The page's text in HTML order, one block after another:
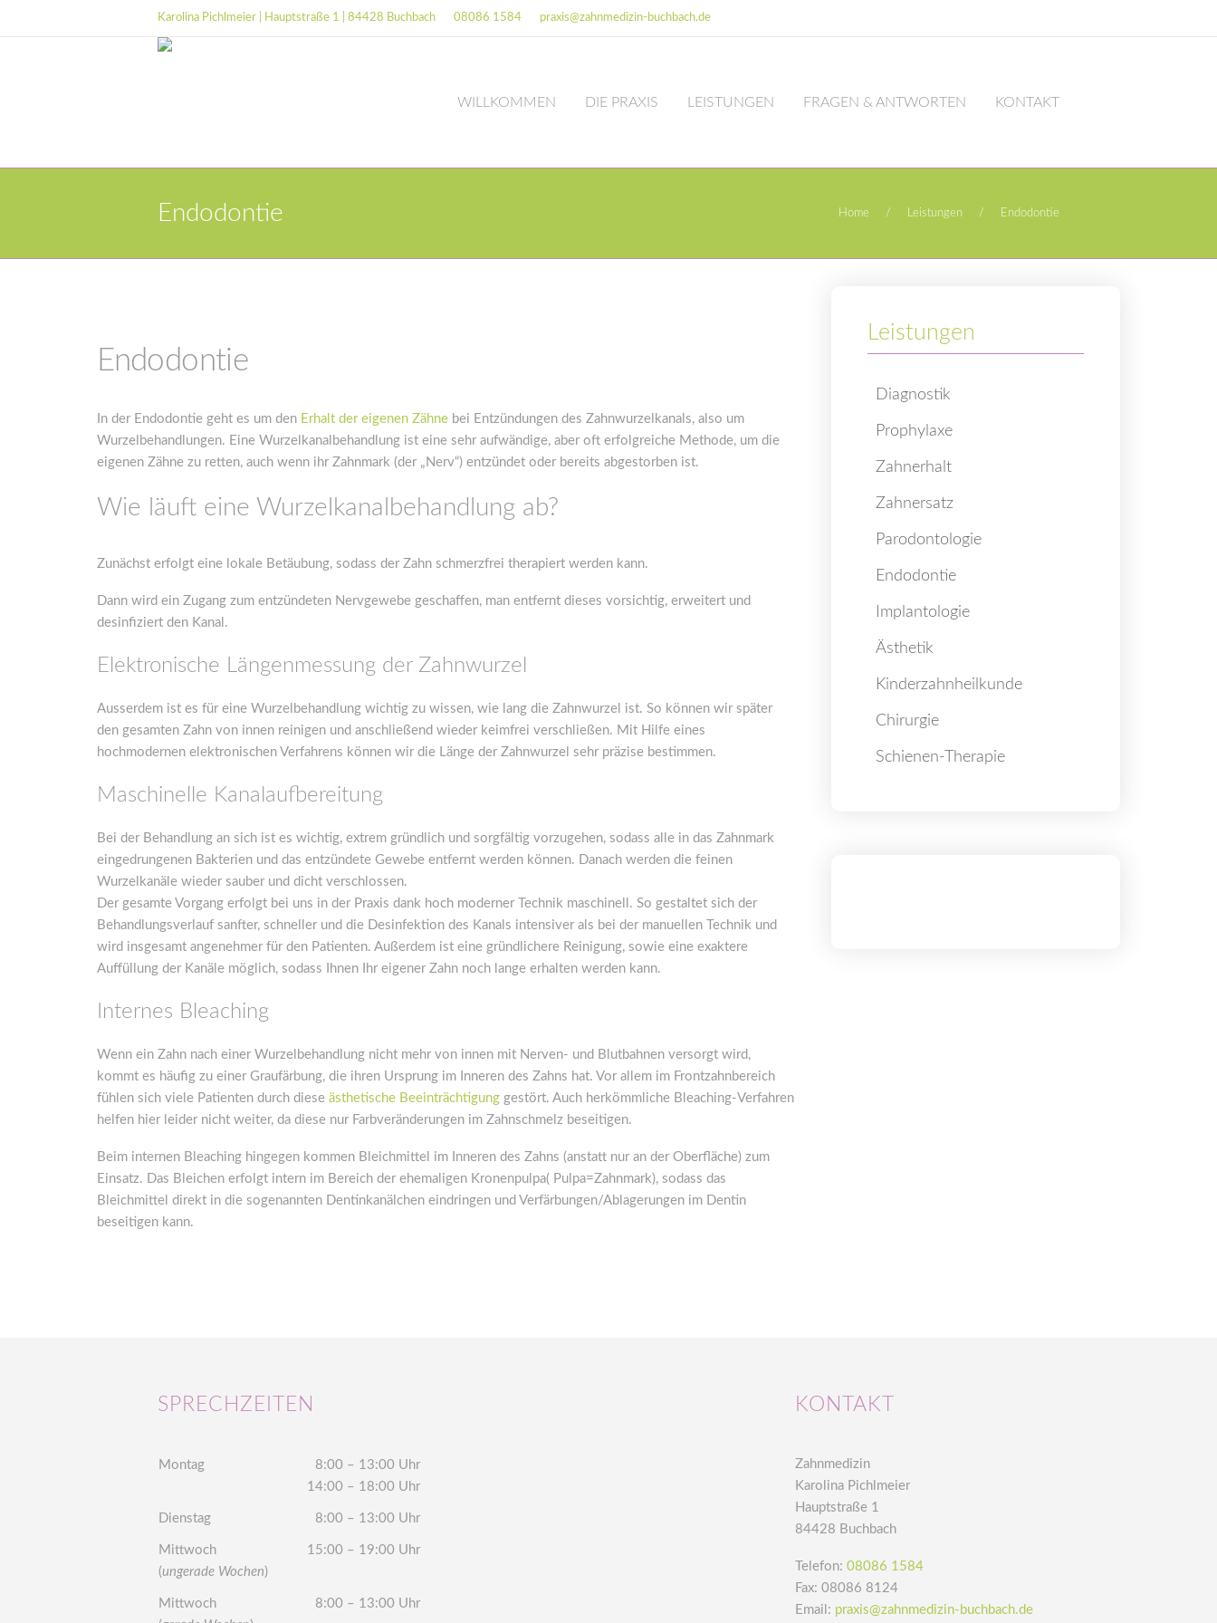
Karolina Pichlmeier | Hauptstraße 1 | 84428 Buchbach 08086 1584 praxis@zahnmedizin-buchbach.de
WILLKOMMEN DIE PRAXIS LEISTUNGEN FRAGEN & ANTWORTEN KONTAKT
Endodontie Home / Leistungen / Endodontie
Endodontie
In der Endodontie geht es um den Erhalt der eigenen Zähne bei Entzündungen des Zahnwurzelkanals, also um
Wurzelbehandlungen. Eine Wurzelkanalbehandlung ist eine sehr aufwändige, aber oft erfolgreiche Methode, um die
eigenen Zähne zu retten, auch wenn ihr Zahnmark (der „Nerv“) entzündet oder bereits abgestorben ist.
Wie läuft eine Wurzelkanalbehandlung ab?
Zunächst erfolgt eine lokale Betäubung, sodass der Zahn schmerzfrei therapiert werden kann.
Dann wird ein Zugang zum entzündeten Nervgewebe geschaffen, man entfernt dieses vorsichtig, erweitert und
desinfiziert den Kanal.
Elektronische Längenmessung der Zahnwurzel
Ausserdem ist es für eine Wurzelbehandlung wichtig zu wissen, wie lang die Zahnwurzel ist. So können wir später
den gesamten Zahn von innen reinigen und anschließend wieder keimfrei verschließen. Mit Hilfe eines
hochmodernen elektronischen Verfahrens können wir die Länge der Zahnwurzel sehr präzise bestimmen.
Maschinelle Kanalaufbereitung
Bei der Behandlung an sich ist es wichtig, extrem gründlich und sorgfältig vorzugehen, sodass alle in das Zahnmark
eingedrungenen Bakterien und das entzündete Gewebe entfernt werden können. Danach werden die feinen
Wurzelkanäle wieder sauber und dicht verschlossen.
Der gesamte Vorgang erfolgt bei uns in der Praxis dank hoch moderner Technik maschinell. So gestaltet sich der
Behandlungsverlauf sanfter, schneller und die Desinfektion des Kanals intensiver als bei der manuellen Technik und
wird insgesamt angenehmer für den Patienten. Außerdem ist eine gründlichere Reinigung, sowie eine exaktere
Auffüllung der Kanäle möglich, sodass Ihnen Ihr eigener Zahn noch lange erhalten werden kann.
Internes Bleaching
Wenn ein Zahn nach einer Wurzelbehandlung nicht mehr von innen mit Nerven- und Blutbahnen versorgt wird,
kommt es häufig zu einer Graufärbung, die ihren Ursprung im Inneren des Zahns hat. Vor allem im Frontzahnbereich
fühlen sich viele Patienten durch dieseästhetische Beeinträchtigung gestört. Auch herkömmliche Bleaching-Verfahren
helfen hier leider nicht weiter, da diese nur Farbveränderungen im Zahnschmelz beseitigen.
Beim internen Bleaching hingegen kommen Bleichmittel im Inneren des Zahns (anstatt nur an der Oberfläche) zum
Einsatz. Das Bleichen erfolgt intern im Bereich der ehemaligen Kronenpulpa( Pulpa=Zahnmark), sodass das
Bleichmittel direkt in die sogenannten Dentinkanälchen eindringen und Verfärbungen/Ablagerungen im Dentin
beseitigen kann.
Leistungen
Diagnostik
Prophylaxe
Zahnerhalt
Zahnersatz
Parodontologie
Endodontie
Implantologie
Ästhetik
Kinderzahnheilkunde
Chirurgie
Schienen-Therapie
SPRECHZEITEN
Montag
8:00 – 13:00 Uhr
14:00 – 18:00 Uhr
Dienstag 8:00 – 13:00 Uhr
Mittwoch
(ungerade Wochen)
15:00 – 19:00 Uhr
Mittwoch
8:00 – 13:00 Uhr
KONTAKT
Zahnmedizin
Karolina Pichlmeier
Hauptstraße 1
84428 Buchbach
Telefon: 08086 1584
Fax: 08086 8124
Email: praxis@zahnmedizin-buchbach.de